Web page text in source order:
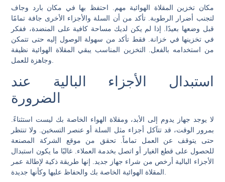
مكان تخزين المقلاة الهوائية مهم. احتفظ بها في مكان بارد وجاف
لتجنب أضرار الرطوبة. تأكد من أن السلة والأجزاء الأخرى جافة تمامًا
قبل وضعها بعيدًا. إذا لم يكن لديك مساحة كافية على المنضدة، ففكر
في تخزينها في خزانة. فقط تأكد من سهولة الوصول إليه حتى تتمكن
من استخدامه بالفعل. التخزين المناسب يبقي المقلاة الهوائية نظيفة
وجاهزة للعمل.
استبدال الأجزاء البالية عند
الضرورة
لا يوجد جهاز يدوم إلى الأبد، ومقلاة الهواء الخاصة بك ليست استثناءً.
بمرور الوقت، قد تتآكل أجزاء مثل السلة أو عنصر التسخين. ولا تنتظر
حتى يتوقف عن العمل تماماً. تحقق من موقع الشركة المصنعة
للحصول على قطع الغيار أو اتصل بخدمة العملاء. غالبًا ما يكون استبدال
الأجزاء البالية أرخص من شراء جهاز جديد. إنها طريقة ذكية لإطالة عمر